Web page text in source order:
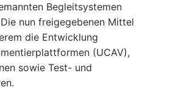
Begleitsystemen
nun freigegebenen Mittel
die Entwicklung
(UCAV),
sowie Test- und